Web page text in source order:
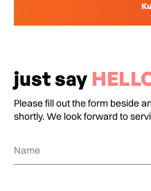
just say
Please fill out the form beside
shortly. We look forward to